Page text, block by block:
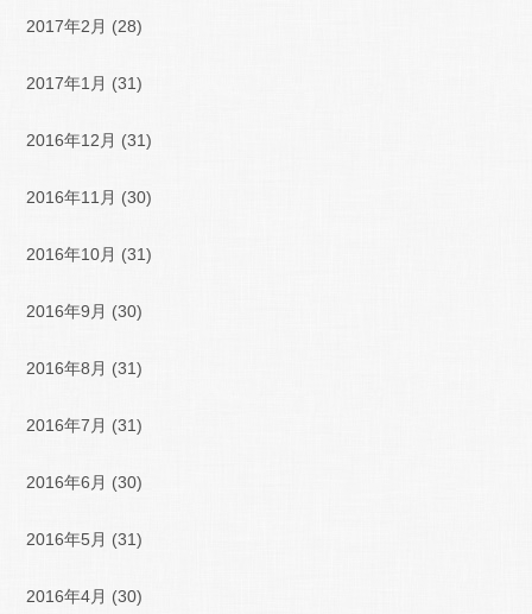
2017年2月 (28)
2017年1月 (31)
2016年12月 (31)
2016年11月 (30)
2016年10月 (31)
2016年9月 (30)
2016年8月 (31)
2016年7月 (31)
2016年6月 (30)
2016年5月 (31)
2016年4月 (30)